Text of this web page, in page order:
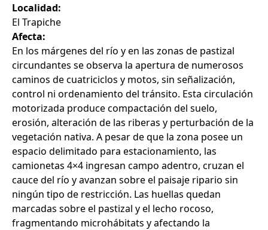
Localidad:
El Trapiche
Afecta:
En los márgenes del río y en las zonas de pastizal
circundantes se observa la apertura de numerosos
caminos de cuatriciclos y motos, sin señalización,
control ni ordenamiento del tránsito. Esta circulación
motorizada produce compactación del suelo,
erosión, alteración de las riberas y perturbación de la
vegetación nativa. A pesar de que la zona posee un
espacio delimitado para estacionamiento, las
camionetas 4×4 ingresan campo adentro, cruzan el
cauce del río y avanzan sobre el paisaje ripario sin
ningún tipo de restricción. Las huellas quedan
marcadas sobre el pastizal y el lecho rocoso,
fragmentando microhábitats y afectando la